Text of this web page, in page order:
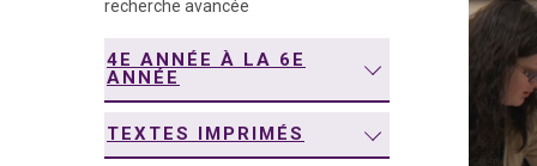
recherche avancée
4E ANNÉE À LA 6E
ANNÉE
TEXTES IMPRIMÉS